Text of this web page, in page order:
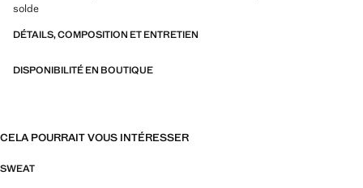
solde
DÉTAILS, COMPOSITION ET ENTRETIEN
DISPONIBILITÉ EN BOUTIQUE
CELA POURRAIT VOUS INTÉRESSER
SWEAT